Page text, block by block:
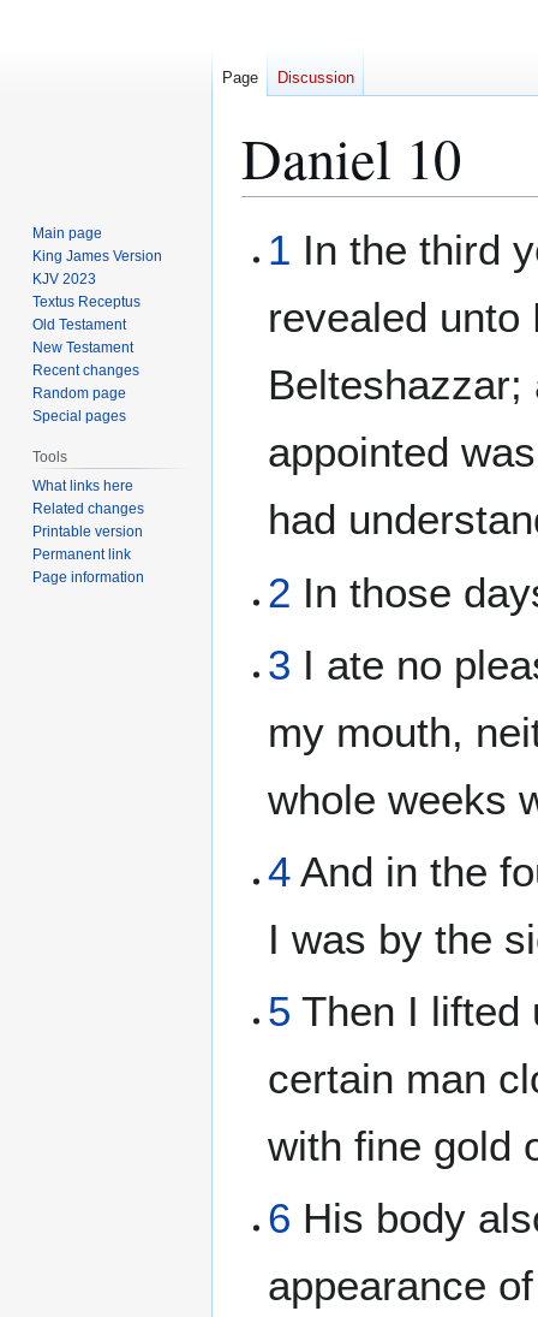
Daniel 10
toto
1 In the third
revealed unto
Belteshazzar;
appointed
had
2 In those
3 I ate no
my mouth,
whole weeks
4 And in the
I was by the
5 Then I lifted
certain man
with fine gold
6 His body
appearance
Page Discussion
Main page
King James Version
KJV 2023
Textus Receptus
Old Testament
New Testament
Recent changes
Random page
Special pages
Tools
What links here
Related changes
Printable version
Permanent link
Page information